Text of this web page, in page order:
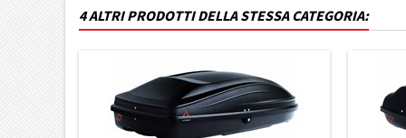
4 ALTRI PRODOTTI DELLA STESSA CATEGORIA: